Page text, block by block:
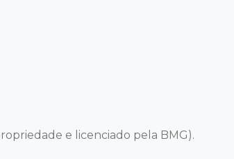
e licenciado pela BMG).